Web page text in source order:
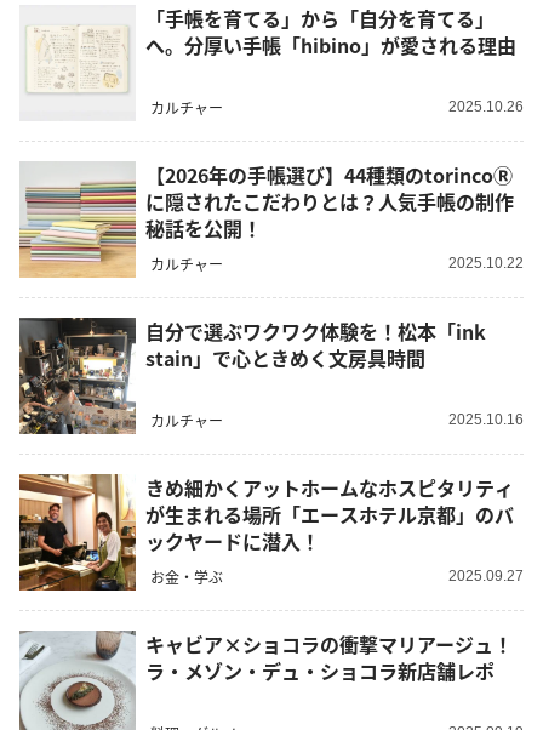
「手帳を育てる」から「自分を育てる」
へ。分厚い手帳「hibino」が愛される理由
カルチャー 2025.10.26
【2026年の手帳選び】44種類のtorincoⓇ
に隠されたこだわりとは？人気手帳の制作
秘話を公開！
カルチャー 2025.10.22
自分で選ぶワクワク体験を！松本「ink
stain」で心ときめく文房具時間
カルチャー 2025.10.16
きめ細かくアットホームなホスピタリティ
が生まれる場所「エースホテル京都」のバ
ックヤードに潜入！
お金・学ぶ 2025.09.27
キャビア×ショコラの衝撃マリアージュ！
ラ・メゾン・デュ・ショコラ新店舗レポ